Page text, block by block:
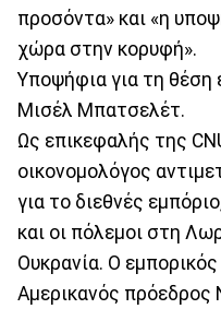
προσόντα» και «η
χώρα στην κορυφή».
Υποψήφια για τη θέση
Μισέλ Μπατσελέτ.
Ως επικεφαλής της
οικονομολόγος
για το διεθνές
και οι πόλεμοι στη
Ουκρανία. Ο
Αμερικανός πρόεδρος